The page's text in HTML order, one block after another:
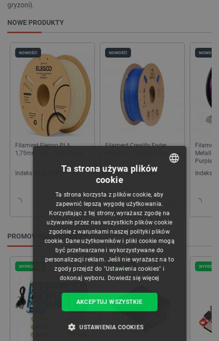
WYCZYŚĆ
Cena
86zł 119
Producent
Viano 4
NOWE PRODUKTY
Filament Elegoo PLA
1,75mm 1kg - RFID - Beige
Indeks: ELG-28427
NOWOŚĆ!
Filament Creality Ender
Indeks:CRL-28341
NOWOŚĆ!
Filament
Metallic
Purple
Indeks:
NOWOŚĆ!
PROMOWANE PRODUKTY
WYPRZEDAŻ WYPRZEDAŻ
gryzoni).
CZECH
ENGLISH
GERMAN
Ta strona używa plików
cookie
Ta strona korzysta z plików cookie, aby
zapewnić lepszą wygodę użytkowania.
Korzystając z tej strony, wyrażasz zgodę na
używanie przez nas wszystkich plików cookie
zgodnie z warunkami naszej polityki plików
cookie. Dane użytkowników i pliki cookie mogą
być przetwarzane i wykorzystywane do
personalizacji reklam. Jeśli nie wyrażasz na to
zgody przejdź do "Ustawienia cookies" i
dokonaj wyboru. Dowiedz się więcej
AKCEPTUJ WSZYSTKIE
USTAWIENIA COOKIES